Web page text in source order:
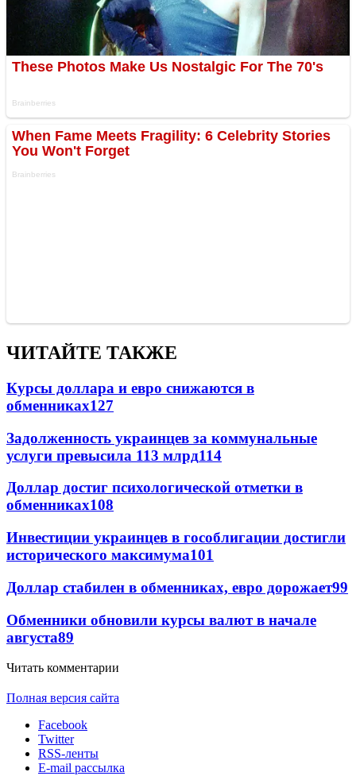
ЧИТАЙТЕ ТАКЖЕ
Курсы доллара и евро снижаются в
обменниках127
Задолженность украинцев за коммунальные
услуги превысила 113 млрд114
Доллар достиг психологической отметки в
обменниках108
Инвестиции украинцев в гособлигации достигли
исторического максимума101
Доллар стабилен в обменниках, евро дорожает99
Обменники обновили курсы валют в начале
августа89
Читать комментарии
Полная версия сайта
Facebook
Twitter
RSS-ленты
E-mail рассылка